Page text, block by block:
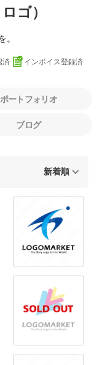
ゴ）
済 インボイス登録済
ポートフォリオ
ブログ